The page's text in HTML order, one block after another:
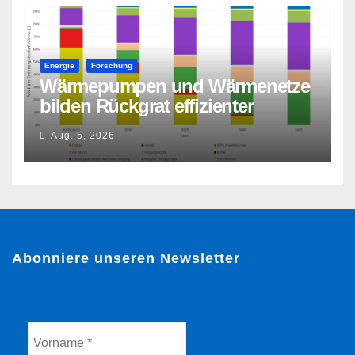
Energie Forschung
Wärmepumpen und Wärmenetze
bilden Rückgrat effizienter
Wärmeversorgung
Aug. 5, 2026
Abonniere unseren Newsletter